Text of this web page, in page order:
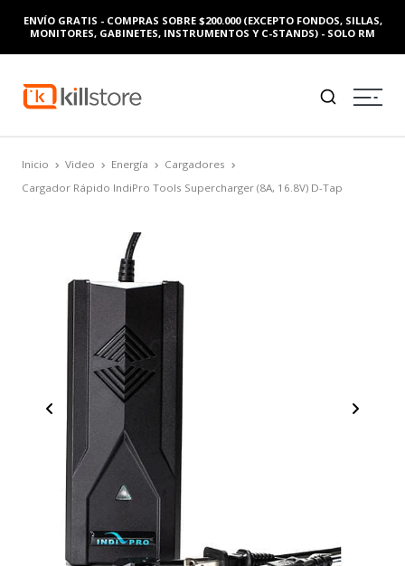
ENVÍO GRATIS - COMPRAS SOBRE $200.000 (EXCEPTO FONDOS, SILLAS,
MONITORES, GABINETES, INSTRUMENTOS Y C-STANDS) - SOLO RM
Inicio Video Energía
Cargadores
Cargador Rápido IndiPro Tools Supercharger (8A, 16.8V) D-Tap